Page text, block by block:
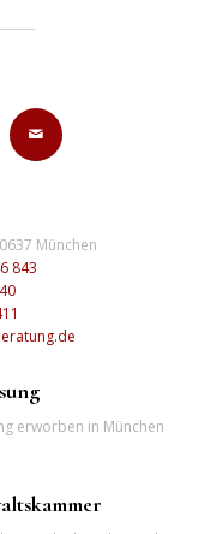
München
843
erworben in München